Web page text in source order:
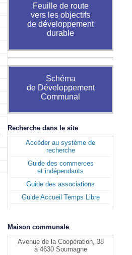
Feuille de route
vers les objectifs
de développement
durable
Schéma
de Développement
Communal
Recherche dans le site
Accéder au système de
recherche
Guide des commerces
et indépendants
Guide des associations
Guide Accueil Temps Libre
Maison communale
Avenue de la Coopération, 38
à 4630 Soumagne